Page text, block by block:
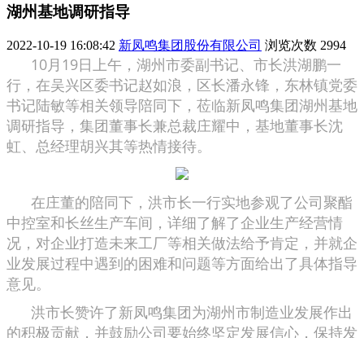
湖州基地调研指导
2022-10-19 16:08:42 新凤鸣集团股份有限公司 浏览次数 2994
10月19日上午，湖州市委副书记、市长洪湖鹏一
行，在吴兴区委书记赵如浪，区长潘永锋，东林镇党委
书记陆敏等相关领导陪同下，莅临新凤鸣集团湖州基地
调研指导，集团董事长兼总裁庄耀中，基地董事长沈
虹、总经理胡兴其等热情接待。
在庄董的陪同下，洪市长一行实地参观了公司聚酯
中控室和长丝生产车间，详细了解了企业生产经营情
况，对企业打造未来工厂等相关做法给予肯定，并就企
业发展过程中遇到的困难和问题等方面给出了具体指导
意见。
洪市长赞许了新凤鸣集团为湖州市制造业发展作出
的积极贡献，并鼓励公司要始终坚定发展信心，保持发